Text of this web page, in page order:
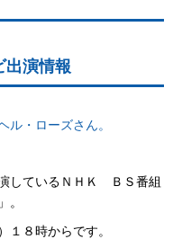
出演情報
ル・ローズさん。
しているＮＨＫ ＢＳ番組
。
１８時からです。